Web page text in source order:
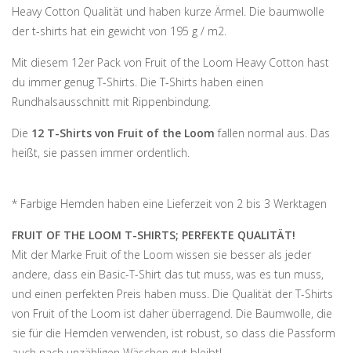
Heavy Cotton Qualität und haben kurze Ärmel. Die baumwolle
der t-shirts hat ein gewicht von 195 g / m2.
Mit diesem 12er Pack von Fruit of the Loom Heavy Cotton hast
du immer genug T-Shirts. Die T-Shirts haben einen
Rundhalsausschnitt mit Rippenbindung.
Die 12 T-Shirts von Fruit of the Loom fallen normal aus. Das
heißt, sie passen immer ordentlich.
* Farbige Hemden haben eine Lieferzeit von 2 bis 3 Werktagen
FRUIT OF THE LOOM T-SHIRTS; PERFEKTE QUALITÄT!
Mit der Marke Fruit of the Loom wissen sie besser als jeder
andere, dass ein Basic-T-Shirt das tut muss, was es tun muss,
und einen perfekten Preis haben muss. Die Qualität der T-Shirts
von Fruit of the Loom ist daher überragend. Die Baumwolle, die
sie für die Hemden verwenden, ist robust, so dass die Passform